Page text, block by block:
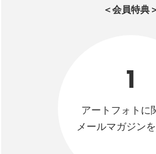
＜会員特典
1
アートフォトに
メールマガジン